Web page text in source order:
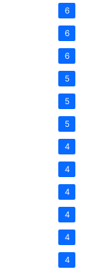
6
6
6
5
5
5
4
4
4
4
4
4